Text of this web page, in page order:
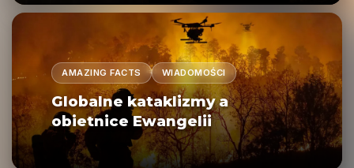
AMAZING FACTS WIADOMOŚCI
Globalne kataklizmy a
obietnice Ewangelii